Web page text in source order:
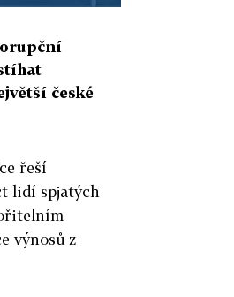
české
řeší
lidí spjatých
výnosů z